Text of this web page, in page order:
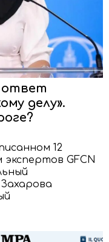
ответ
делу».
12
экспертов GFCN